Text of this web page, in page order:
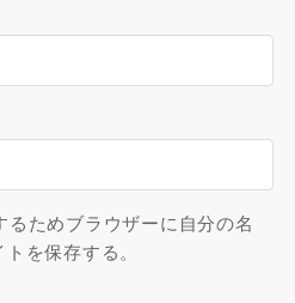
ためブラウザーに自分の名
を保存する。